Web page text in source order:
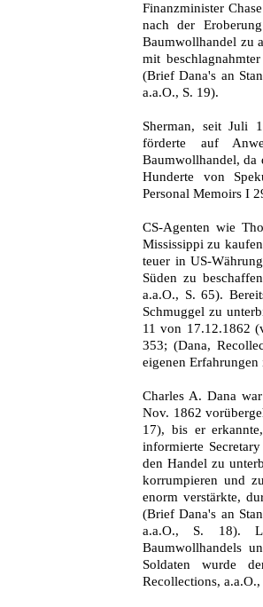
Finanzminister
nach der
Baumwollhandel zu
mit
(Brief Dana's an
a.a.O., S. 19).
Sherman, seit Juli
förderte auf
Baumwollhandel, da
Hunderte von
Personal Memoirs I
CS-Agenten wie
Mississippi zu
teuer in US-
Süden zu
a.a.O., S. 65).
Schmuggel zu
11 von 17.12.1862
353; (Dana,
eigenen
Charles A. Dana
Nov. 1862
17), bis er
informierte
den Handel zu
korrumpieren und
enorm verstärkte,
(Brief Dana's an
a.a.O., S. 18).
Baumwollhandels
Soldaten wurde
Recollections,